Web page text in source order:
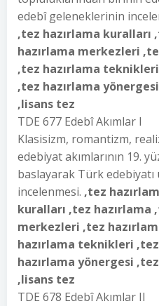
edebî geleneklerinin
,tez hazırlama kuralları
hazırlama merkezleri
,tez hazırlama
,tez hazırlama
,lisans tez
TDE 677 Edebî Akımlar I
Klasisizm, romantizm,
edebiyat akımlarının 19.
baslayarak Türk
incelenmesi. ,tez
kuralları ,tez hazırlama
merkezleri ,tez
hazırlama teknikleri
hazırlama yönergesi
,lisans tez
TDE 678 Edebî Akımlar II